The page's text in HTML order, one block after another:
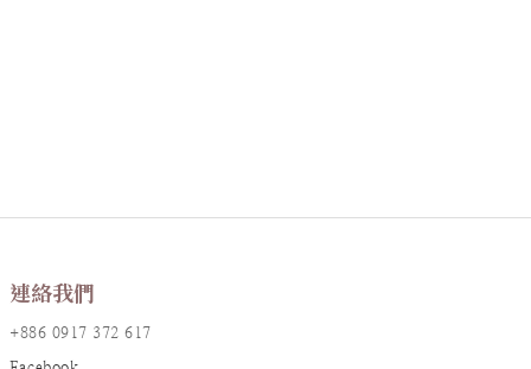
連絡我們
+886 0917 372 617